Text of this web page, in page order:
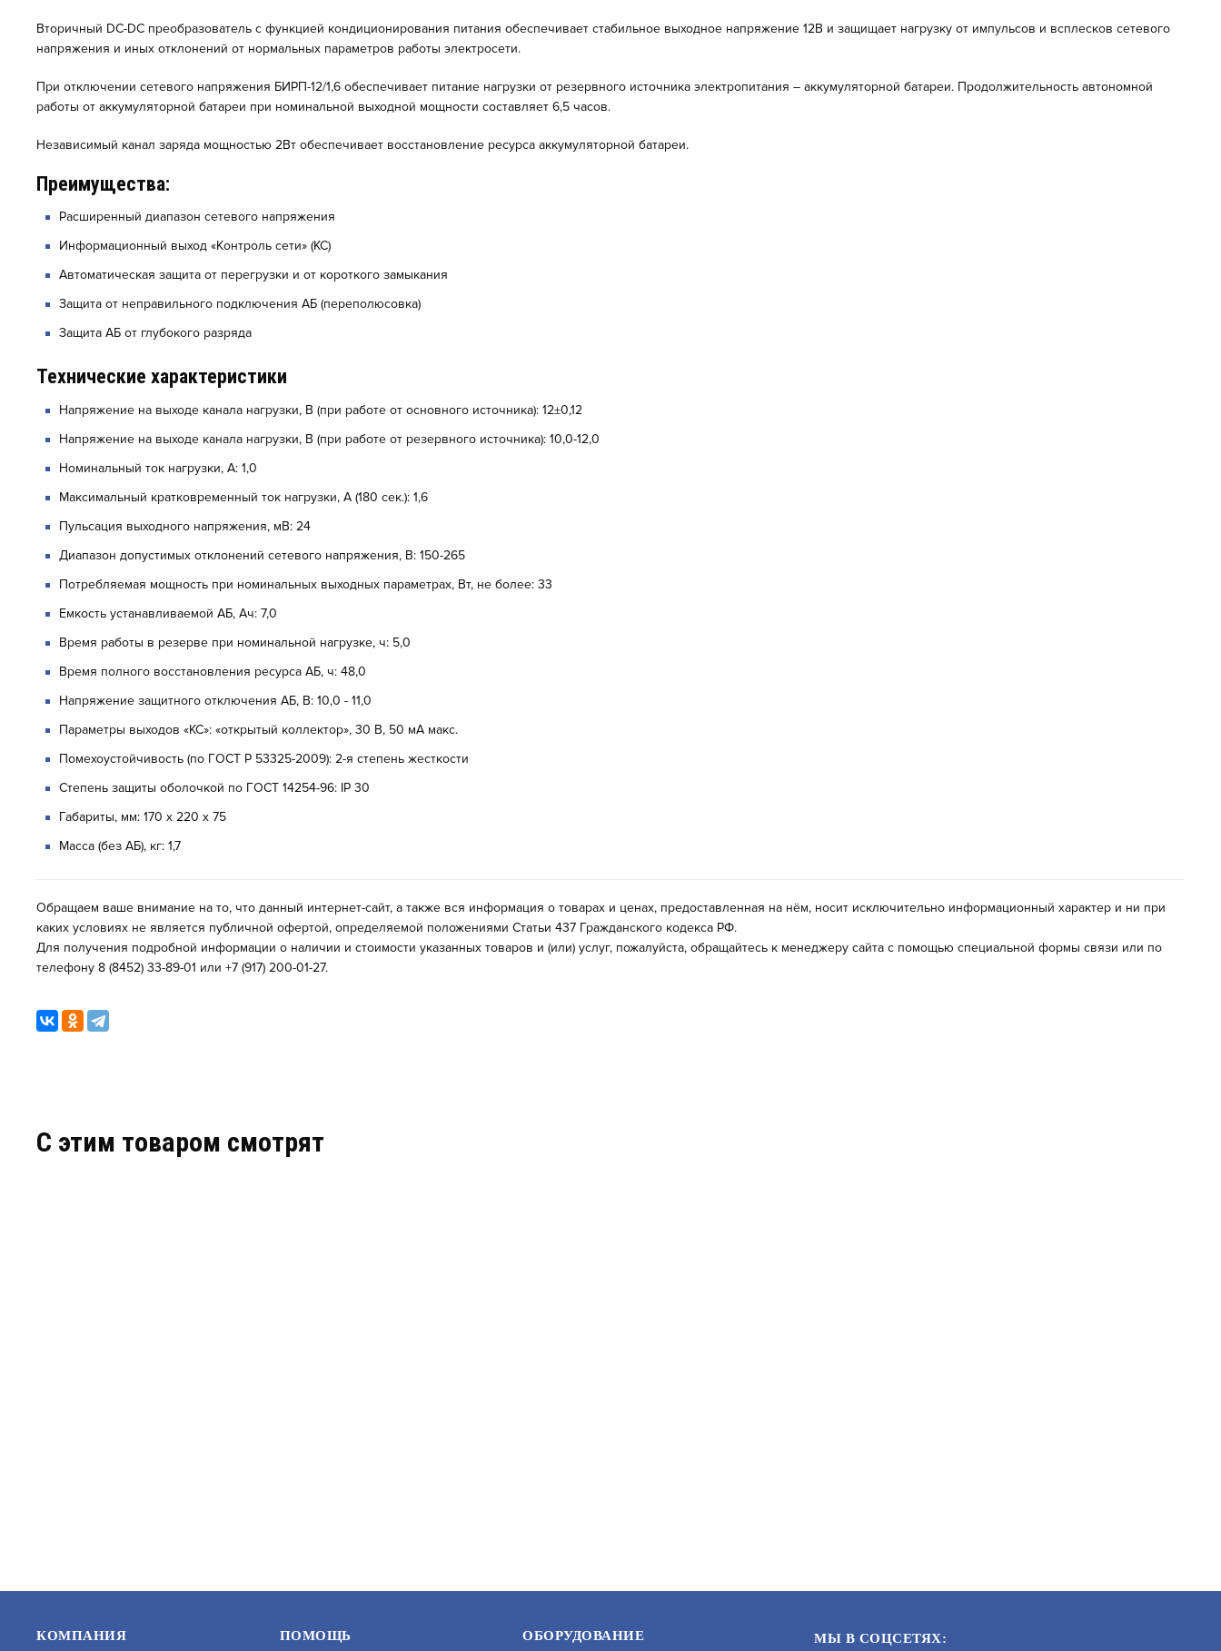
Вторичный DC-DC преобразователь с функцией кондиционирования питания обеспечивает стабильное выходное напряжение 12В и защищает нагрузку от импульсов и всплесков сетевого
напряжения и иных отклонений от нормальных параметров работы электросети.
При отключении сетевого напряжения БИРП-12/1,6 обеспечивает питание нагрузки от резервного источника электропитания – аккумуляторной батареи. Продолжительность автономной
работы от аккумуляторной батареи при номинальной выходной мощности составляет 6,5 часов.
Независимый канал заряда мощностью 2Вт обеспечивает восстановление ресурса аккумуляторной батареи.
Преимущества:
Расширенный диапазон сетевого напряжения
Информационный выход «Контроль сети» (КС)
Автоматическая защита от перегрузки и от короткого замыкания
Защита от неправильного подключения АБ (переполюсовка)
Защита АБ от глубокого разряда
Технические характеристики
Напряжение на выходе канала нагрузки, В (при работе от основного источника): 12±0,12
Напряжение на выходе канала нагрузки, В (при работе от резервного источника): 10,0-12,0
Номинальный ток нагрузки, А: 1,0
Максимальный кратковременный ток нагрузки, А (180 сек.): 1,6
Пульсация выходного напряжения, мВ: 24
Диапазон допустимых отклонений сетевого напряжения, В: 150-265
Потребляемая мощность при номинальных выходных параметрах, Вт, не более: 33
Емкость устанавливаемой АБ, Ач: 7,0
Время работы в резерве при номинальной нагрузке, ч: 5,0
Время полного восстановления ресурса АБ, ч: 48,0
Напряжение защитного отключения АБ, В: 10,0 - 11,0
Параметры выходов «КС»: «открытый коллектор», 30 В, 50 мА макс.
Помехоустойчивость (по ГОСТ Р 53325-2009): 2-я степень жесткости
Степень защиты оболочкой по ГОСТ 14254-96: IP 30
Габариты, мм: 170 х 220 х 75
Масса (без АБ), кг: 1,7
Обращаем ваше внимание на то, что данный интернет-сайт, а также вся информация о товарах и ценах, предоставленная на нём, носит исключительно информационный характер и ни при
каких условиях не является публичной офертой, определяемой положениями Статьи 437 Гражданского кодекса РФ.
Для получения подробной информации о наличии и стоимости указанных товаров и (или) услуг, пожалуйста, обращайтесь к менеджеру сайта с помощью специальной формы связи или по
телефону 8 (8452) 33-89-01 или +7 (917) 200-01-27.
C этим товаром смотрят
КОМПАНИЯ ПОМОЩЬ ОБОРУДОВАНИЕ МЫ В СОЦСЕТЯХ: